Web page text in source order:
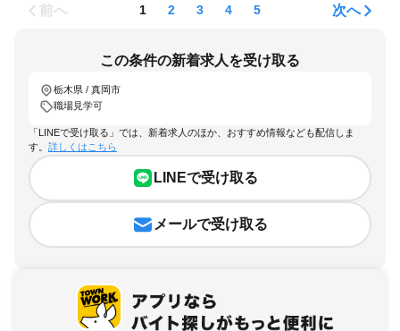
前へ 1 2 3 4 5 次へ
この条件の新着求人を受け取る
栃木県 / 真岡市
職場見学可
「LINEで受け取る」では、新着求人のほか、おすすめ情報なども配信しま
す。 詳しくはこちら
LINEで受け取る
メールで受け取る